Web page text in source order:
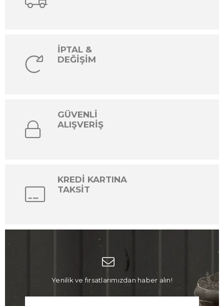
İPTAL &
DEĞİŞİM
GÜVENLİ
ALIŞVERİŞ
KREDİ KARTINA
TAKSİT
Yenilik ve fırsatlarımızdan haber alın!